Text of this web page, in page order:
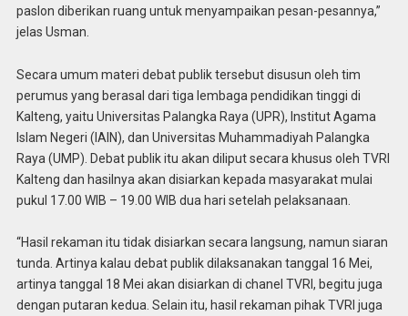
paslon diberikan ruang untuk menyampaikan pesan-pesannya,”
jelas Usman.
Secara umum materi debat publik tersebut disusun oleh tim
perumus yang berasal dari tiga lembaga pendidikan tinggi di
Kalteng, yaitu Universitas Palangka Raya (UPR), Institut Agama
Islam Negeri (IAIN), dan Universitas Muhammadiyah Palangka
Raya (UMP). Debat publik itu akan diliput secara khusus oleh TVRI
Kalteng dan hasilnya akan disiarkan kepada masyarakat mulai
pukul 17.00 WIB – 19.00 WIB dua hari setelah pelaksanaan.
“Hasil rekaman itu tidak disiarkan secara langsung, namun siaran
tunda. Artinya kalau debat publik dilaksanakan tanggal 16 Mei,
artinya tanggal 18 Mei akan disiarkan di chanel TVRI, begitu juga
dengan putaran kedua. Selain itu, hasil rekaman pihak TVRI juga